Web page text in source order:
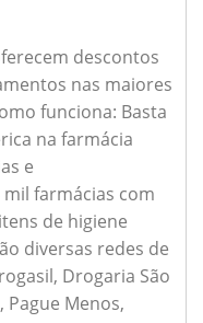
descontos
nas maiores
funciona: Basta
na farmácia
e
mil farmácias com
de higiene
diversas redes de
Drogaria São
Pague Menos,